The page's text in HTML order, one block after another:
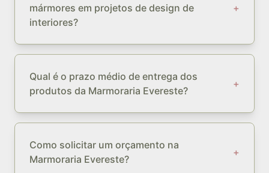
mármores em projetos de design de
interiores?
+
Qual é o prazo médio de entrega dos
produtos da Marmoraria Evereste?
+
Como solicitar um orçamento na
Marmoraria Evereste?
+